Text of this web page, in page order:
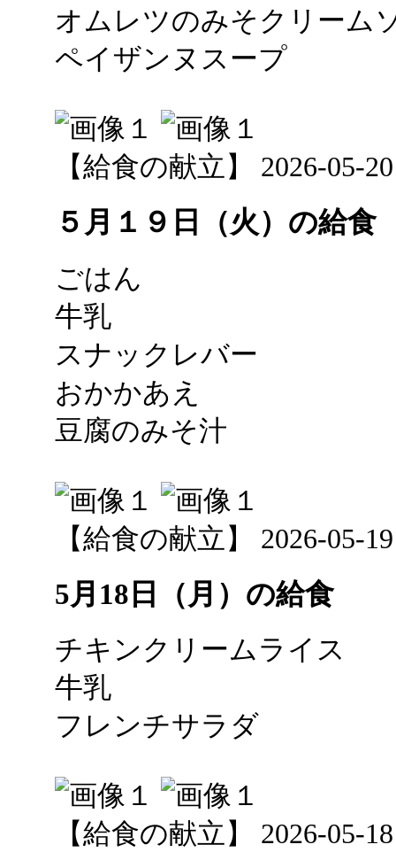
オムレツのみそクリー
ペイザンヌスープ
【給食の献立】 2026-05-
５月１９日（火）の給食
ごはん
牛乳
スナックレバー
おかかあえ
豆腐のみそ汁
【給食の献立】 2026-05-
5月18日（月）の給食
チキンクリームライス
牛乳
フレンチサラダ
【給食の献立】 2026-05-